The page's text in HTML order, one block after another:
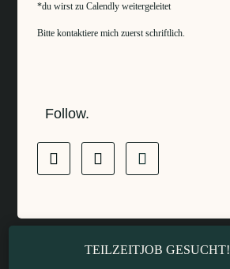
*du wirst zuCalendly weitergeleitet
Bitte kontaktiere mich zuerst schriftlich.
Follow.
TEILZEITJOB GESUCHT!